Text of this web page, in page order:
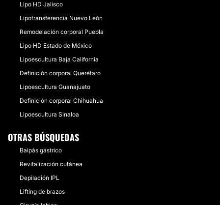
Lipo HD Jalisco
Lipotransferencia Nuevo León
Remodelación corporal Puebla
Lipo HD Estado de México
Lipoescultura Baja California
Definición corporal Querétaro
Lipoescultura Guanajuato
Definición corporal Chihuahua
Lipoescultura Sinaloa
OTRAS BÚSQUEDAS
Baipás gástrico
Revitalización cutánea
Depilación IPL
Lifting de brazos